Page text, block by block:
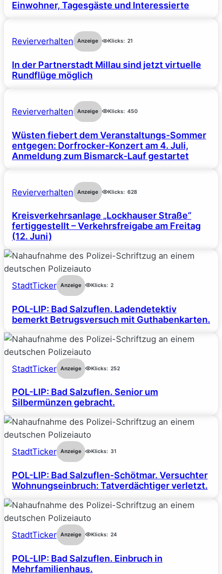
Einwohner, Tagesgäste und Interessierte
Revierverhalten Anzeige Klicks: 21
In der Partnerstadt Millau sind jetzt virtuelle
Rundflüge möglich
Revierverhalten Anzeige Klicks: 450
Wüsten fiebert dem Veranstaltungs-Sommer
entgegen: Dorfrocker-Konzert am 4. Juli,
Anmeldung zum Bismarck-Lauf gestartet
Revierverhalten Anzeige Klicks: 628
Kreisverkehrsanlage „Lockhauser Straße“
fertiggestellt – Verkehrsfreigabe am Freitag
(12. Juni)
StadtTicker Anzeige Klicks: 2
POL-LIP: Bad Salzuflen. Ladendetektiv
bemerkt Betrugsversuch mit Guthabenkarten.
StadtTicker Anzeige Klicks: 252
POL-LIP: Bad Salzuflen. Senior um
Silbermünzen gebracht.
StadtTicker Anzeige Klicks: 31
POL-LIP: Bad Salzuflen-Schötmar. Versuchter
Wohnungseinbruch: Tatverdächtiger verletzt.
StadtTicker Anzeige Klicks: 24
POL-LIP: Bad Salzuflen. Einbruch in
Mehrfamilienhaus.